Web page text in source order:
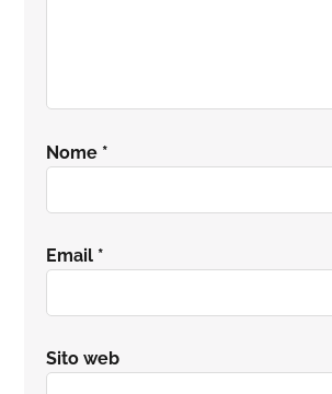
Nome *
Email *
Sito web